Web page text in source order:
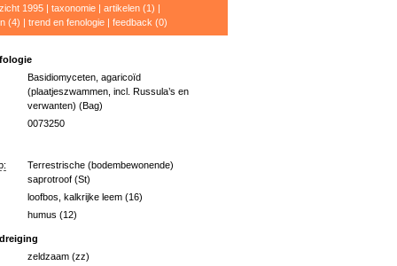
1995| taxonomie| artikelen (1) |
(4) | trend en fenologie| feedback (0)
Basidiomyceten, agaricoïd
(plaatjeszwammen, incl. Russula’s en
verwanten) (Bag)
0073250
Terrestrische (bodembewonende)
saprotroof (St)
loofbos, kalkrijke leem (16)
humus (12)
zeldzaam (zz)